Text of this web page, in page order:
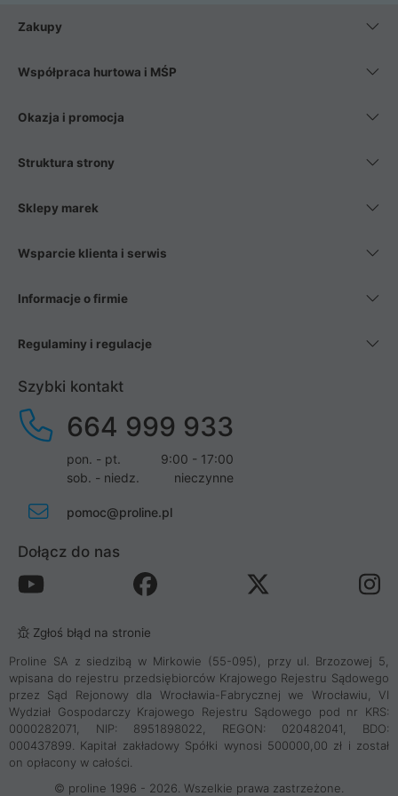
Zakupy
Współpraca hurtowa i MŚP
Okazja i promocja
Struktura strony
Sklepy marek
Wsparcie klienta i serwis
Informacje o firmie
Regulaminy i regulacje
Szybki kontakt
664 999 933
pon. - pt.
9:00 - 17:00
sob. - niedz.
nieczynne
pomoc@proline.pl
Dołącz do nas
Zgłoś błąd na stronie
Proline SA z siedzibą w Mirkowie (55-095), przy ul. Brzozowej 5,
wpisana do rejestru przedsiębiorców Krajowego Rejestru Sądowego
przez Sąd Rejonowy dla Wrocławia-Fabrycznej we Wrocławiu, VI
Wydział Gospodarczy Krajowego Rejestru Sądowego pod nr KRS:
0000282071, NIP: 8951898022, REGON: 020482041, BDO:
000437899. Kapitał zakładowy Spółki wynosi 500000,00 zł i został
on opłacony w całości.
© proline 1996 - 2026. Wszelkie prawa zastrzeżone.